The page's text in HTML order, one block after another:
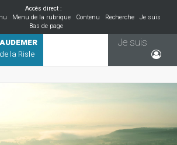
Accès direct :
Menu de la rubrique Contenu Recherche
Je suis
Bas de page
la Risle
Je suis